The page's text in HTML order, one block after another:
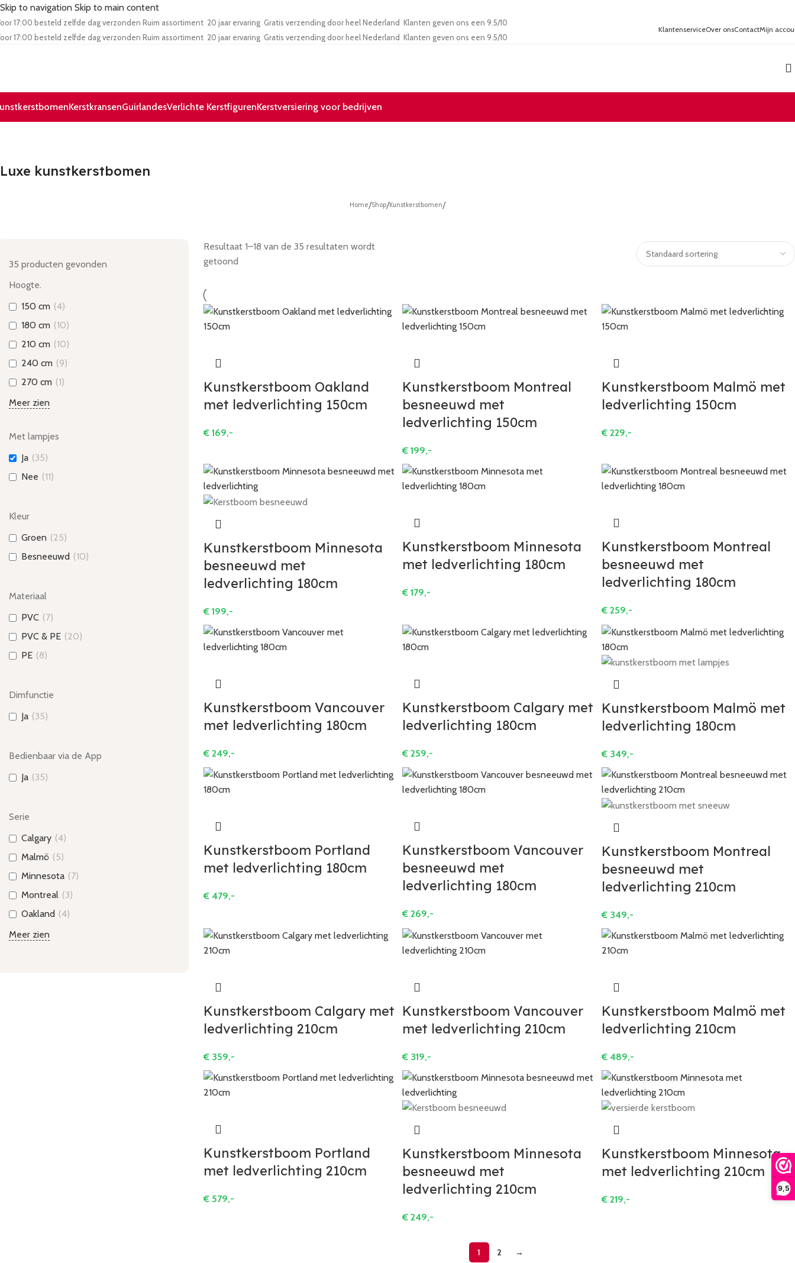
9,5
Skip to navigation Skip to main content
17:00 besteld zelfde dag verzonden Ruim assortiment 20 jaar ervaring Gratis verzending door heel Nederland Klanten geven ons een 9.5/10
17:00 besteld zelfde dag verzonden Ruim assortiment 20 jaar ervaring Gratis verzending door heel Nederland Klanten geven ons een 9.5/10
KlantenserviceOver onsContactMijn
KerstkransenGuirlandesVerlichte KerstfigurenKerstversiering voor bedrijven
Luxe kunstkerstbomen
Home/Shop/Kunstkerstbomen/
35 producten gevonden
Hoogte.
150 cm (4)
180 cm (10)
210 cm (10)
240 cm (9)
270 cm (1)
Meer zien
Met lampjes
Ja (35)
Nee (11)
Kleur
Groen (25)
Besneeuwd (10)
Materiaal
PVC (7)
PVC & PE (20)
PE (8)
Dimfunctie
Ja (35)
Bedienbaar via de App
Ja (35)
Serie
Calgary (4)
Malmö (5)
Minnesota (7)
Montreal (3)
Oakland (4)
Meer zien
Resultaat 1–18 van de 35 resultaten wordt
getoond
Kunstkerstboom Oakland
met ledverlichting 150cm
€169,-
Kunstkerstboom Montreal
besneeuwd met
ledverlichting 150cm
€ 199,-
Kunstkerstboom Malmö met
ledverlichting 150cm
€ 229,-
Kunstkerstboom Minnesota
besneeuwd met
ledverlichting 180cm
€199,-
Kunstkerstboom Minnesota
met ledverlichting 180cm
€ 179,-
Kunstkerstboom Montreal
besneeuwd met
ledverlichting 180cm
€ 259,-
Kunstkerstboom Vancouver
met ledverlichting 180cm
€249,-
Kunstkerstboom Calgary met
ledverlichting 180cm
€ 259,-
Kunstkerstboom Malmö met
ledverlichting 180cm
€ 349,-
Kunstkerstboom Portland
met ledverlichting 180cm
€479,-
Kunstkerstboom Vancouver
besneeuwd met
ledverlichting 180cm
€ 269,-
Kunstkerstboom Montreal
besneeuwd met
ledverlichting 210cm
€ 349,-
Kunstkerstboom Calgary met
ledverlichting 210cm
€359,-
Kunstkerstboom Vancouver
met ledverlichting 210cm
€ 319,-
Kunstkerstboom Malmö met
ledverlichting 210cm
€ 489,-
Kunstkerstboom Portland
met ledverlichting 210cm
€579,-
Kunstkerstboom Minnesota
besneeuwd met
ledverlichting 210cm
€ 249,-
Kunstkerstboom Minnesota
met ledverlichting 210cm
€ 219,-
1 2 →